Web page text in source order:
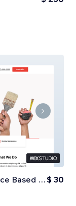
Handyman, Electrician or Service Based Business $ 30